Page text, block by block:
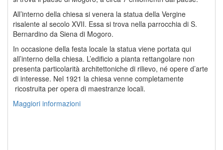
All’interno della chiesa si venera la statua della Vergine
risalente al secolo XVII. Essa si trova nella parrocchia di S.
Bernardino da Siena di Mogoro.
In occasione della festa locale la statua viene portata qui
all’interno della chiesa. L’edificio a pianta rettangolare non
presenta particolarità architettoniche di rilievo, né opere d’arte
di interesse. Nel 1921 la chiesa venne completamente
ricostruita per opera di maestranze locali.
Maggiori informazioni